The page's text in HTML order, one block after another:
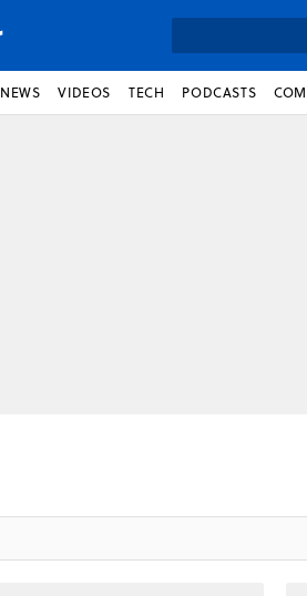
NEWS VIDEOS TECH PODCASTS